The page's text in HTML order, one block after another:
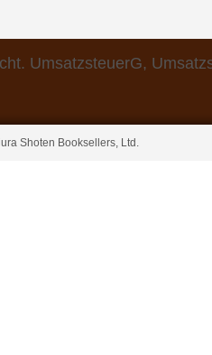
UmsatzsteuerG,
Shoten Booksellers, Ltd.